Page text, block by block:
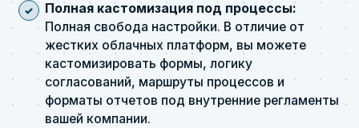
Полная кастомизация под процессы:
Полная свобода настройки. В отличие от
жестких облачных платформ, вы можете
кастомизировать формы, логику
согласований, маршруты процессов и
форматы отчетов под внутренние регламенты
вашей компании.